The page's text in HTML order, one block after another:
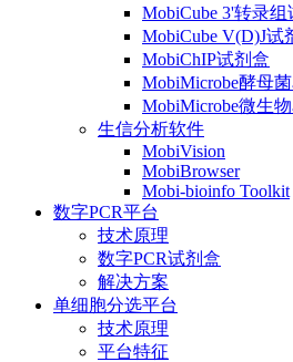
MobiCube 3'转录组
MobiCube V(D)J试
MobiChIP试剂盒
MobiMicrobe酵母
MobiMicrobe微生
生信分析软件
MobiVision
MobiBrowser
Mobi-bioinfo Toolkit
数字PCR平台
技术原理
数字PCR试剂盒
解决方案
单细胞分选平台
技术原理
平台特征